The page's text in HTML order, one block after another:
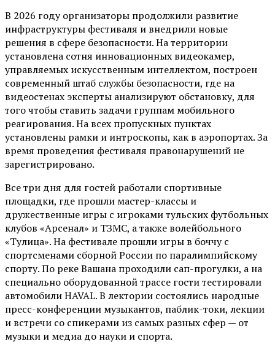
В 2026 году организаторы продолжили развитие
инфраструктуры фестиваля и внедрили новые
решения в сфере безопасности. На территории
установлена сотня инновационных видеокамер,
управляемых искусственным интеллектом, построен
современный штаб службы безопасности, где на
видеостенах эксперты анализируют обстановку, для
того чтобы ставить задачи группам мобильного
реагирования. На всех пропускных пунктах
установлены рамки и интроскопы, как в аэропортах. За
время проведения фестиваля правонарушений не
зарегистрировано.
Все три дня для гостей работали спортивные
площадки, где прошли мастер-классы и
дружественные игры с игроками тульских футбольных
клубов «Арсенал» и ТЗМС, а также волейбольного
«Тулица». На фестивале прошли игры в боччу с
спортсменами сборной России по паралимпийскому
спорту. По реке Вашана проходили сап-прогулки, а на
специально оборудованной трассе гости тестировали
автомобили HAVAL. В лектории состоялись народные
пресс-конференции музыкантов, паблик-токи, лекции
и встречи со спикерами из самых разных сфер — от
музыки и медиа до науки и спорта.